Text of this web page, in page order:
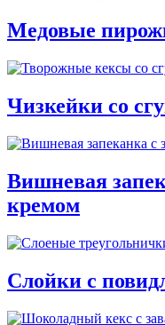
Медовые
Чизкейки со
Вишневая
кремом
Слойки с